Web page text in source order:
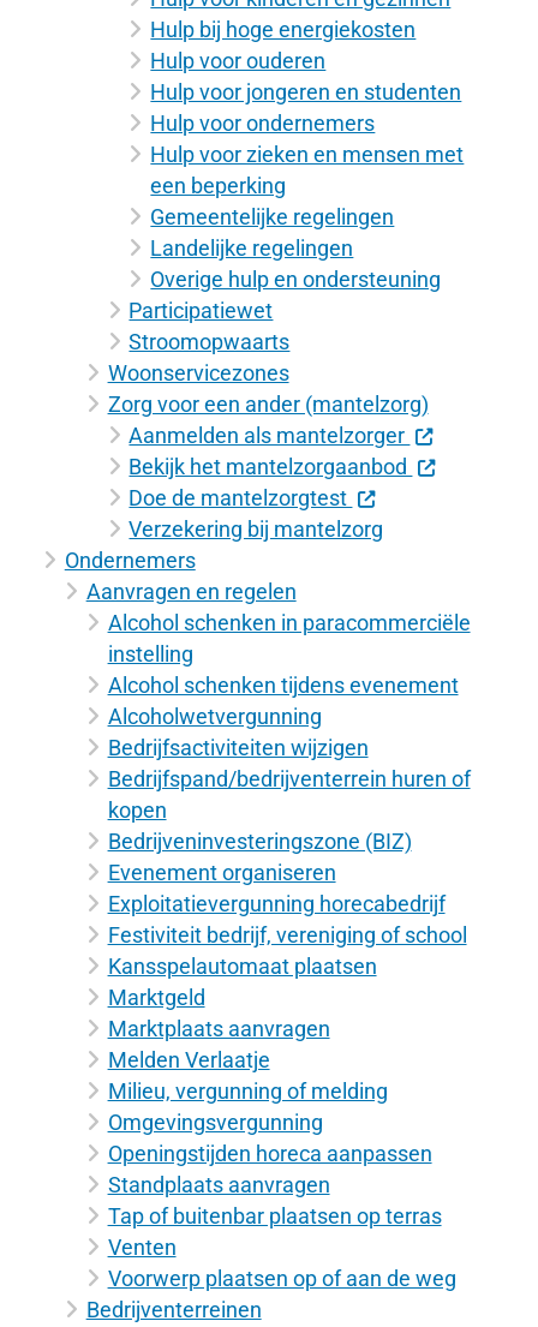
Hulp bij hoge energiekosten
Hulp voor ouderen
Hulp voor jongeren en studenten
Hulp voor ondernemers
Hulp voor zieken en mensen met
een beperking
Gemeentelijke regelingen
Landelijke regelingen
Overige hulp en ondersteuning
Participatiewet
Stroomopwaarts
Woonservicezones
Zorg voor een ander (mantelzorg)
Aanmelden als mantelzorger
Bekijk het mantelzorgaanbod
Doe de mantelzorgtest
Verzekering bij mantelzorg
Ondernemers
Aanvragen en regelen
Alcohol schenken in paracommerciële
instelling
Alcohol schenken tijdens evenement
Alcoholwetvergunning
Bedrijfsactiviteiten wijzigen
Bedrijfspand/bedrijventerrein huren of
kopen
Bedrijveninvesteringszone (BIZ)
Evenement organiseren
Exploitatievergunning horecabedrijf
Festiviteit bedrijf, vereniging of school
Kansspelautomaat plaatsen
Marktgeld
Marktplaats aanvragen
Melden Verlaatje
Milieu, vergunning of melding
Omgevingsvergunning
Openingstijden horeca aanpassen
Standplaats aanvragen
Tap of buitenbar plaatsen op terras
Venten
Voorwerp plaatsen op of aan de weg
Bedrijventerreinen